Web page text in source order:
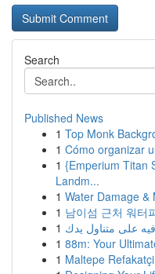
Search
Published News
1 Top Monk
1 Cómo organizar
1 {Emperium Titan
Landm...
1 Water Damage &
1 남이섬 근처 워터
1
1 88m: Your
1 Maltepe